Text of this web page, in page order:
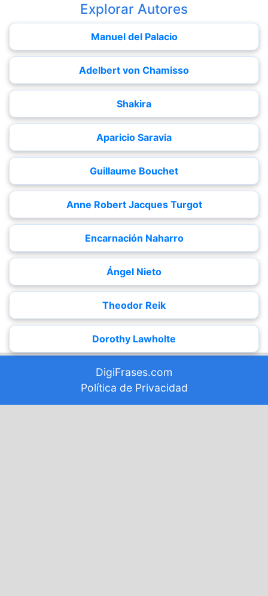
Explorar Autores
Manuel del Palacio
Adelbert von Chamisso
Shakira
Aparicio Saravia
Guillaume Bouchet
Anne Robert Jacques Turgot
Encarnación Naharro
Ángel Nieto
Theodor Reik
Dorothy Lawholte
DigiFrases.com
Política de Privacidad